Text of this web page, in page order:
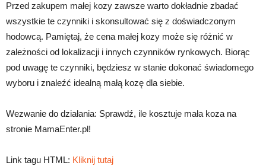
Przed zakupem małej kozy zawsze warto dokładnie zbadać
wszystkie te czynniki i skonsultować się z doświadczonym
hodowcą. Pamiętaj, że cena małej kozy może się różnić w
zależności od lokalizacji i innych czynników rynkowych. Biorąc
pod uwagę te czynniki, będziesz w stanie dokonać świadomego
wyboru i znaleźć idealną małą kozę dla siebie.
Wezwanie do działania: Sprawdź, ile kosztuje mała koza na
stronie MamaEnter.pl!
Link tagu HTML: Kliknij tutaj